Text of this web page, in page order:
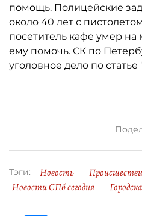
помощь. Полицейские
около 40 лет с
посетитель кафе умер на
ему помочь. СК по
уголовное дело по статье
Тэги: Новость
Новости СПб сегодня